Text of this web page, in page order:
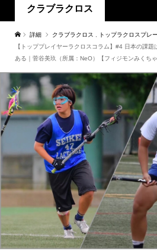
クラブラクロス
詳細 クラブラクロス トップラクロスプレ
【トッププレイヤーラクロスコラム】#4 日本の課題
ある｜菅谷美玖（所属：NeO）【フィジモンみくち